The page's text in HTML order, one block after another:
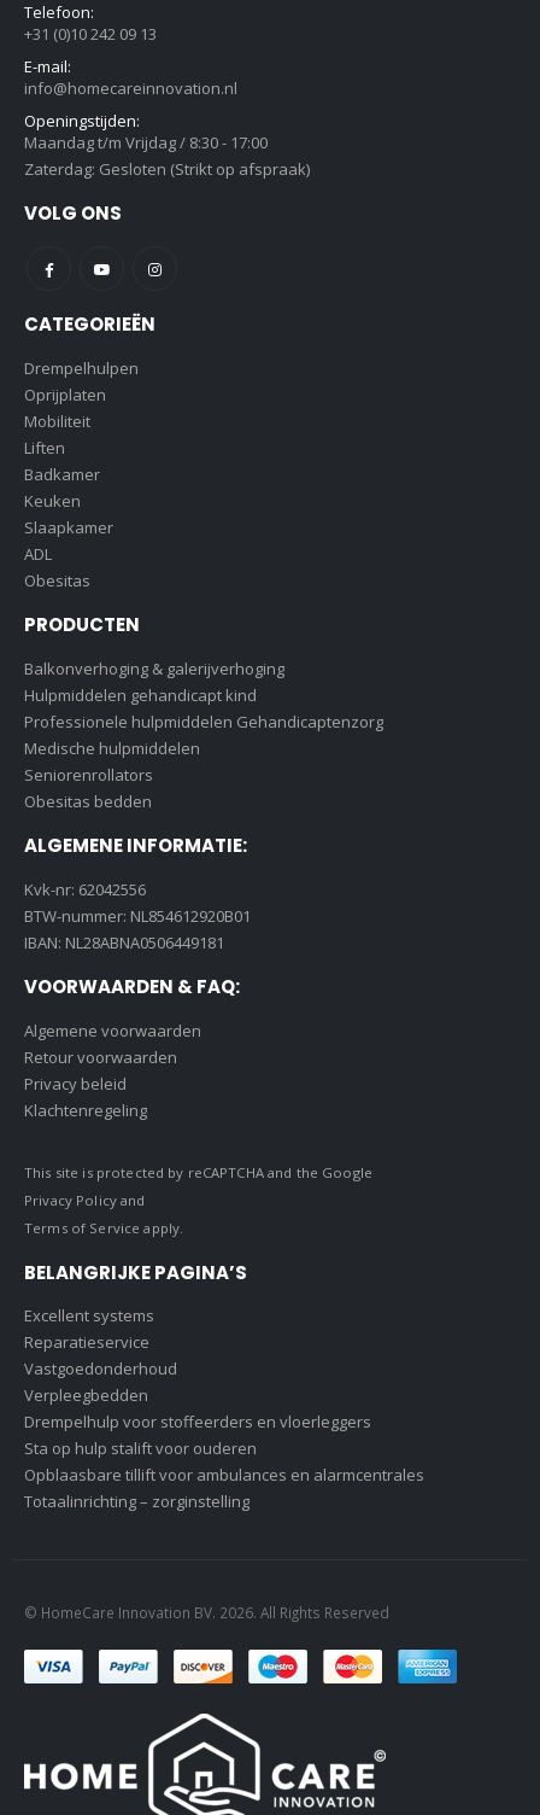
Telefoon:
+31 (0)10 242 09 13
E-mail:
info@homecareinnovation.nl
Openingstijden:
Maandag t/m Vrijdag / 8:30 - 17:00
Zaterdag: Gesloten (Strikt op afspraak)
VOLG ONS
CATEGORIEËN
Drempelhulpen
Oprijplaten
Mobiliteit
Liften
Badkamer
Keuken
Slaapkamer
ADL
Obesitas
PRODUCTEN
Balkonverhoging & galerijverhoging
Hulpmiddelen gehandicapt kind
Professionele hulpmiddelen Gehandicaptenzorg
Medische hulpmiddelen
Seniorenrollators
Obesitas bedden
ALGEMENE INFORMATIE:
Kvk-nr: 62042556
BTW-nummer: NL854612920B01
IBAN: NL28ABNA0506449181
VOORWAARDEN & FAQ:
Algemene voorwaarden
Retour voorwaarden
Privacy beleid
Klachtenregeling
This site is protected by reCAPTCHA and the Google
Privacy Policyand
Terms of Service apply.
BELANGRIJKE PAGINA’S
Excellent systems
Reparatieservice
Vastgoedonderhoud
Verpleegbedden
Drempelhulp voor stoffeerders en vloerleggers
Sta op hulp stalift voor ouderen
Opblaasbare tillift voor ambulances en alarmcentrales
Totaalinrichting – zorginstelling
© HomeCare Innovation BV. 2026. All Rights Reserved